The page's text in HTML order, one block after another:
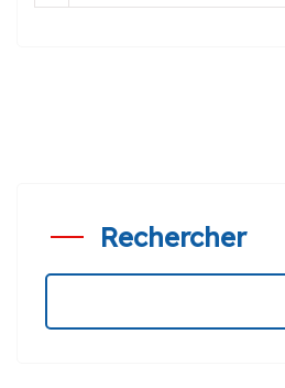
Rechercher